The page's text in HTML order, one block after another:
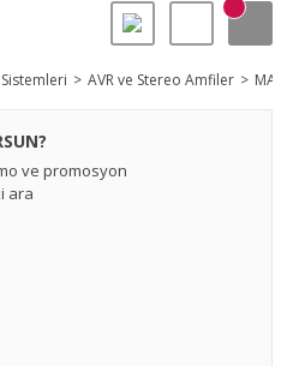
AVR ve Stereo Amfiler
ve promosyon
ara